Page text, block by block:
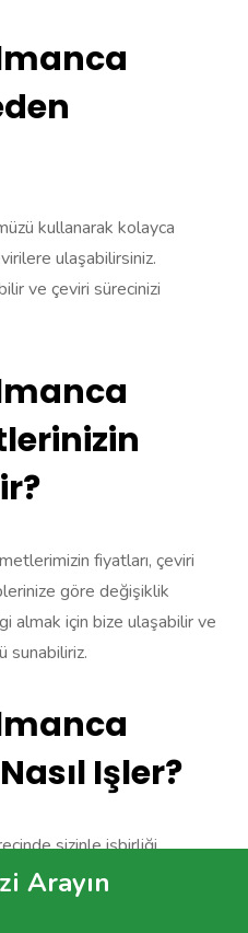
kullanarak kolayca
ulaşabilirsiniz.
ve çeviri sürecinizi
fiyatları, çeviri
göre değişiklik
almak için bize ulaşabilir ve
sunabiliriz.
Işler?
sizinle işbirliği
sunulur. İletişim halinde
sizin isteklerinize ve
Arayın